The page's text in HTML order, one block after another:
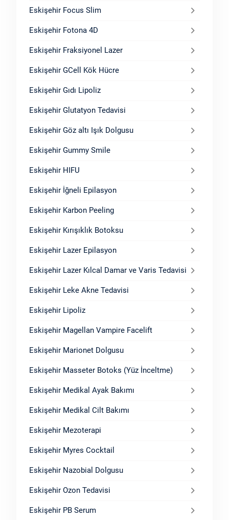
Eskişehir Focus Slim
Eskişehir Fotona 4D
Eskişehir Fraksiyonel Lazer
Eskişehir GCell Kök Hücre
Eskişehir Gıdı Lipoliz
Eskişehir Glutatyon Tedavisi
Eskişehir Göz altı Işık Dolgusu
Eskişehir Gummy Smile
Eskişehir HIFU
Eskişehir İğneli Epilasyon
Eskişehir Karbon Peeling
Eskişehir Kırışıklık Botoksu
Eskişehir Lazer Epilasyon
Eskişehir Lazer Kılcal Damar ve Varis Tedavisi
Eskişehir Leke Akne Tedavisi
Eskişehir Lipoliz
Eskişehir Magellan Vampire Facelift
Eskişehir Marionet Dolgusu
Eskişehir Masseter Botoks (Yüz İnceltme)
Eskişehir Medikal Ayak Bakımı
Eskişehir Medikal Cilt Bakımı
Eskişehir Mezoterapi
Eskişehir Myres Cocktail
Eskişehir Nazobial Dolgusu
Eskişehir Ozon Tedavisi
Eskişehir PB Serum